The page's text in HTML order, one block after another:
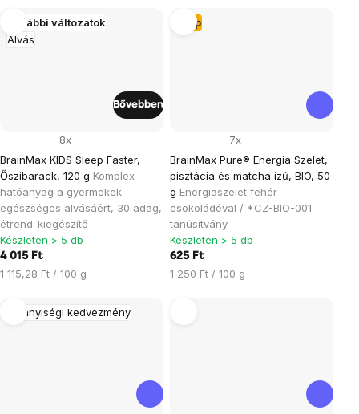
Alvás
További változatok
BrainMax KIDS Sleep Faster,
Őszibarack, 120 g Komplex
hatóanyag a gyermekek
egészséges alvásáért, 30 adag,
étrend-kiegészítő
8x
Készleten > 5 db
4 015 Ft
Egységár:
1 115,28 Ft / 100 g
Bővebben
Tipp
BrainMax Pure® Energia Szelet,
pisztácia és matcha ízű, BIO, 50
g Energiaszelet fehér
csokoládéval / *CZ-BIO-001
tanúsítvány
7x
Készleten > 5 db
625 Ft
Egységár:
1 250 Ft / 100 g
Mennyiségi kedvezmény